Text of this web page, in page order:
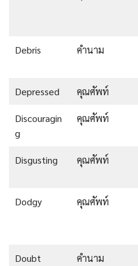
Debris คำนาม
Depressed คุณศัพท์
Discouragin
g
คุณศัพท์
Disgusting คุณศัพท์
Dodgy คุณศัพท์
Doubt คำนาม